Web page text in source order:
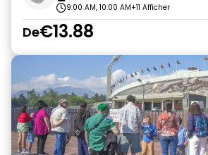
9:00 AM, 10:00 AM+11 Afficher
De€13.88